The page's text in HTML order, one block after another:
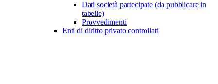
Dati società partecipate (da pubblicare in
tabelle)
Provvedimenti
Enti di diritto privato controllati